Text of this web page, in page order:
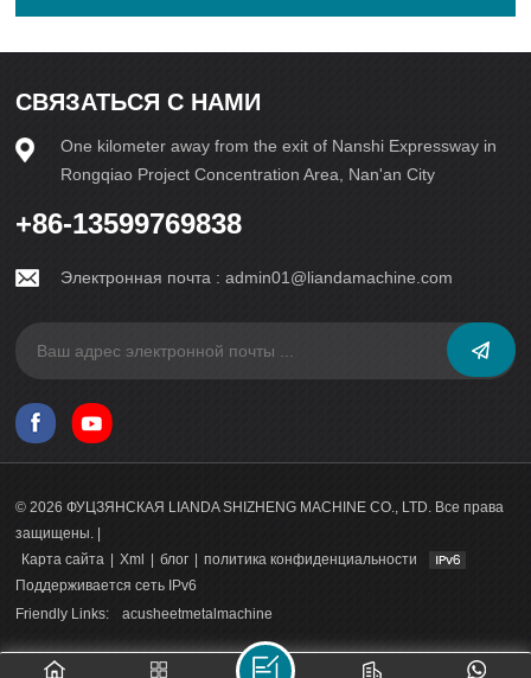
СВЯЗАТЬСЯ С НАМИ
One kilometer away from the exit of Nanshi Expressway in
Rongqiao Project Concentration Area, Nan'an City
+86-13599769838
Электронная почта :admin01@liandamachine.com
© 2026 ФУЦЗЯНСКАЯ LIANDA SHIZHENG MACHINE CO., LTD. Все права
защищены. |
Карта сайта
Xml блог
политика конфиденциальности
Поддерживается сеть IPv6
Friendly Links:
acusheetmetalmachine